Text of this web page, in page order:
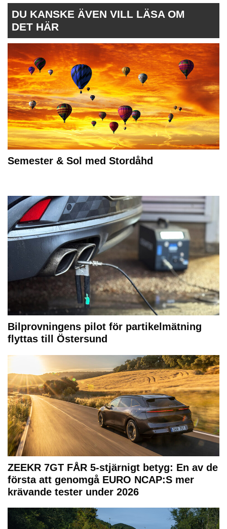
DU KANSKE ÄVEN VILL LÄSA OM
DET HÄR
Semester & Sol med Stordåhd
Bilprovningens pilot för partikelmätning
flyttas till Östersund
ZEEKR 7GT FÅR 5-stjärnigt betyg: En av de
första att genomgå EURO NCAP:S mer
krävande tester under 2026